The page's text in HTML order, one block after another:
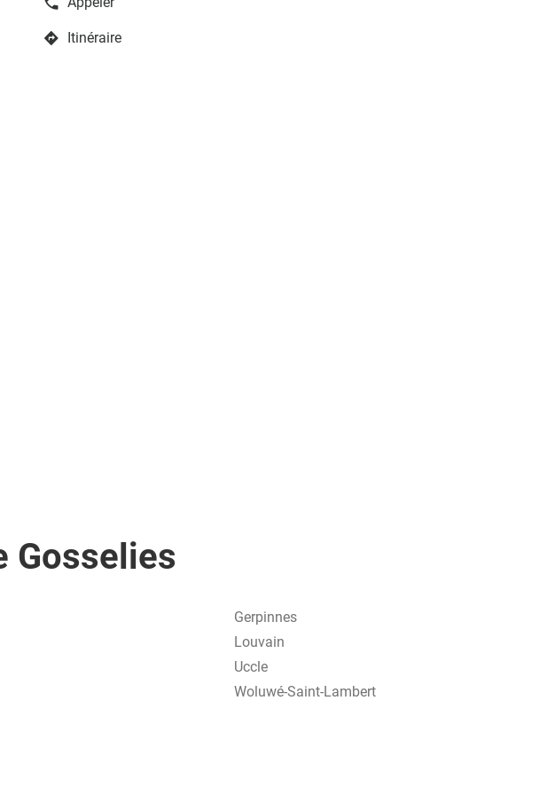
Afficher
numéroItinéraire
jusqu'au
Gosselies
Gerpinnes
Louvain
Uccle
Woluwé-Saint-Lambert